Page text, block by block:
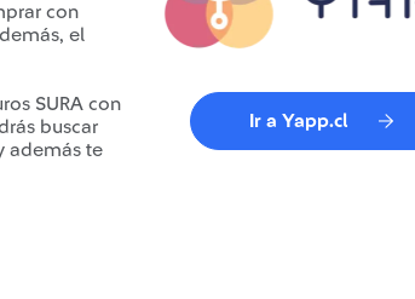
con
el
SURA con
buscar
además te
Ir a Yapp.cl